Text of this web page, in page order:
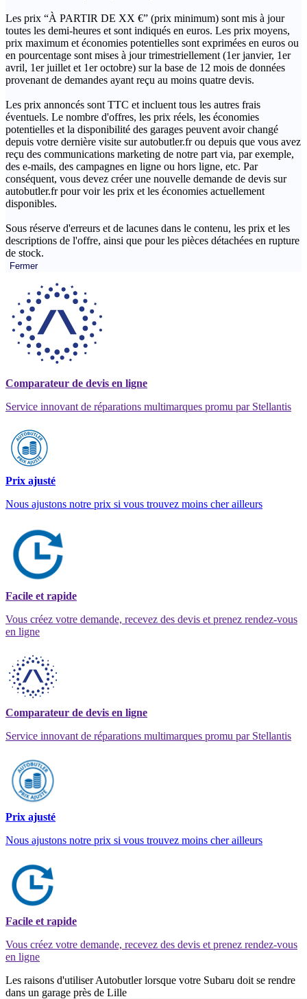
Les prix “À PARTIR DE XX €” (prix minimum) sont mis à jour
toutes les demi-heures et sont indiqués en euros. Les prix moyens,
prix maximum et économies potentielles sont exprimées en euros ou
en pourcentage sont mises à jour trimestriellement (1er janvier, 1er
avril, 1er juillet et 1er octobre) sur la base de 12 mois de données
provenant de demandes ayant reçu au moins quatre devis.
Les prix annoncés sont TTC et incluent tous les autres frais
éventuels. Le nombre d'offres, les prix réels, les économies
potentielles et la disponibilité des garages peuvent avoir changé
depuis votre dernière visite sur autobutler.fr ou depuis que vous avez
reçu des communications marketing de notre part via, par exemple,
des e-mails, des campagnes en ligne ou hors ligne, etc. Par
conséquent, vous devez créer une nouvelle demande de devis sur
autobutler.fr pour voir les prix et les économies actuellement
disponibles.
Sous réserve d'erreurs et de lacunes dans le contenu, les prix et les
descriptions de l'offre, ainsi que pour les pièces détachées en rupture
de stock.
Fermer
Comparateur de devis en ligne
Service innovant de réparations multimarques promu par Stellantis
Prix ajusté
Nous ajustons notre prix si vous trouvez moins cher ailleurs
Facile et rapide
Vous créez votre demande, recevez des devis et prenez rendez-vous
en ligne
Comparateur de devis en ligne
Service innovant de réparations multimarques promu par Stellantis
Prix ajusté
Nous ajustons notre prix si vous trouvez moins cher ailleurs
Facile et rapide
Vous créez votre demande, recevez des devis et prenez rendez-vous
en ligne
Les raisons d'utiliser Autobutler lorsque votre Subaru doit se rendre
dans un garage près de Lille